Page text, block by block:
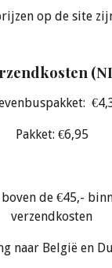
op de site
Pakket: €6,95
de €45,-
verzendkosten
naar België en